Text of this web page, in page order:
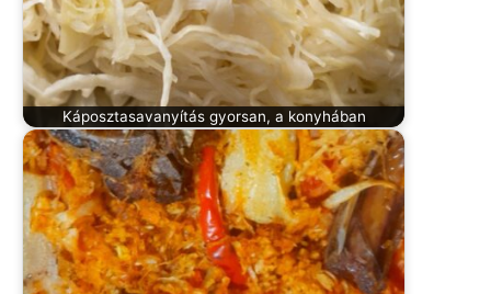
Káposztasavanyítás gyorsan, a konyhában